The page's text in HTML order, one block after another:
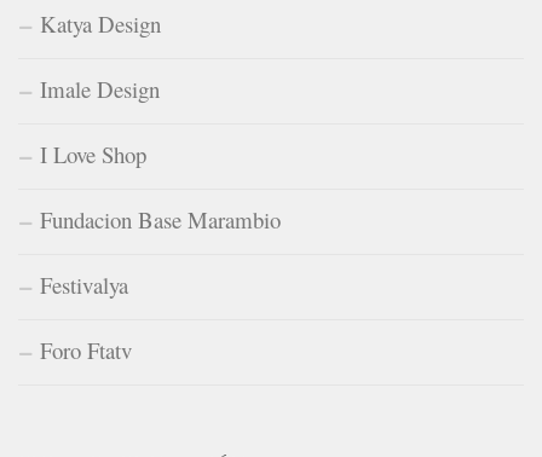
Katya Design
Imale Design
I Love Shop
Fundacion Base Marambio
Festivalya
Foro Ftatv